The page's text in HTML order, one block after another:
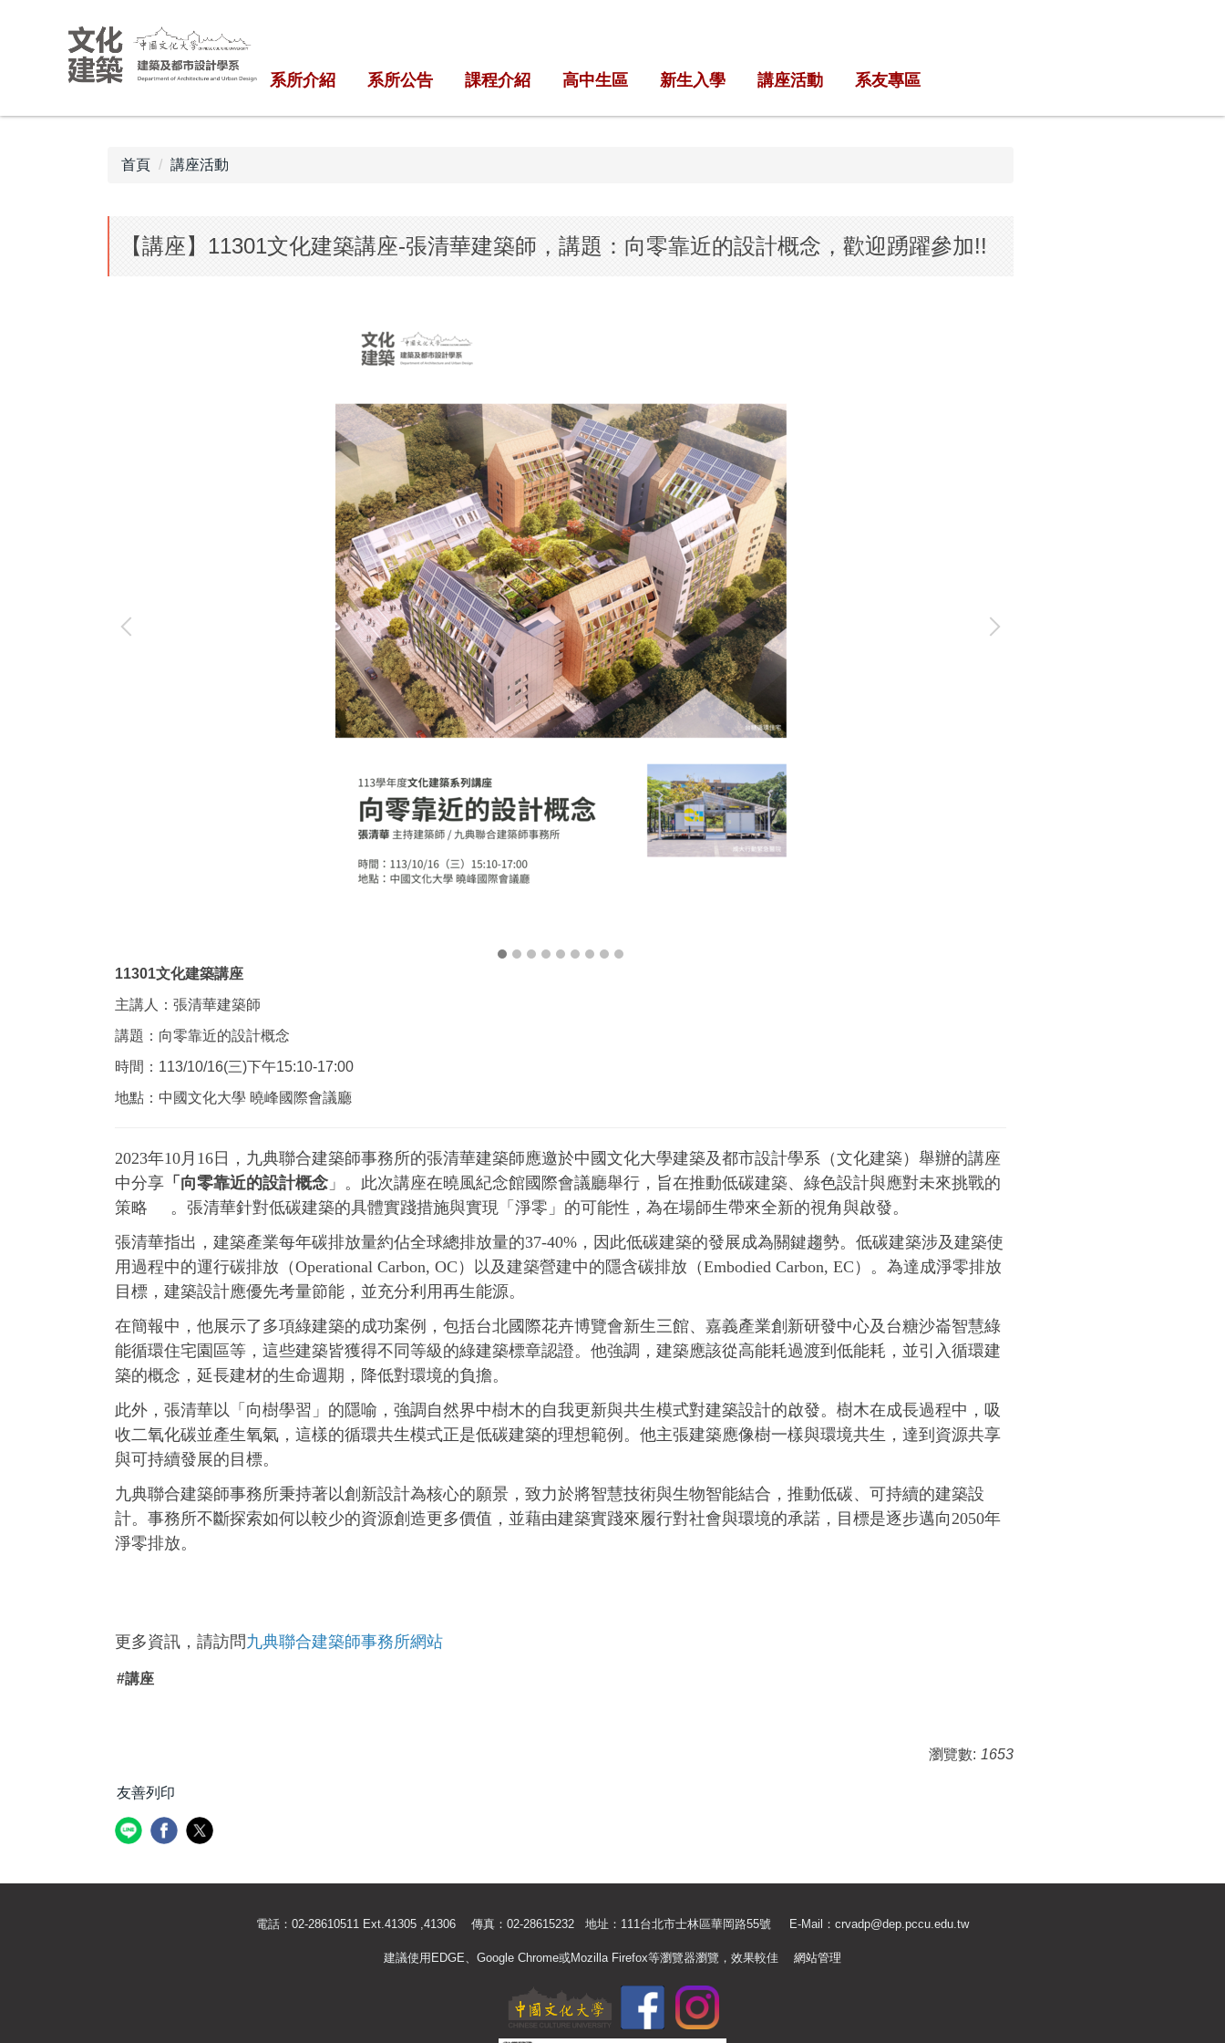
系所介紹 系所公告 課程介紹 高中生區 新生入學 講座活動 系友專區
首頁 講座活動
【講座】11301文化建築講座-張清華建築師，講題：向零靠近的設計概念，歡迎踴躍參加!!
11301文化建築講座
主講人：張清華建築師
講題：向零靠近的設計概念
時間：113/10/16(三)下午15:10-17:00
地點：中國文化大學 曉峰國際會議廳
2023年10月16日，九典聯合建築師事務所的張清華建築師應邀於中國文化大學建築及都市設計學系（文化建築）舉辦的講座
中分享 「向零靠近的設計概念 」。此次講座在曉風紀念館國際會議廳舉行，旨在推動低碳建築、綠色設計與應對未來挑戰的
策略 。張清華針對低碳建築的具體實踐措施與實現「淨零」的可能性，為在場師生帶來全新的視角與啟發。
張清華指出，建築產業每年碳排放量約佔全球總排放量的37-40%，因此低碳建築的發展成為關鍵趨勢。低碳建築涉及建築使
用過程中的運行碳排放（Operational Carbon, OC）以及建築營建中的隱含碳排放（Embodied Carbon, EC）。為達成淨零排放
目標，建築設計應優先考量節能，並充分利用再生能源。
在簡報中，他展示了多項綠建築的成功案例，包括台北國際花卉博覽會新生三館、嘉義產業創新研發中心及台糖沙崙智慧綠
能循環住宅園區等，這些建築皆獲得不同等級的綠建築標章認證。他強調，建築應該從高能耗過渡到低能耗，並引入循環建
築的概念，延長建材的生命週期，降低對環境的負擔。
此外，張清華以「向樹學習」的隱喻，強調自然界中樹木的自我更新與共生模式對建築設計的啟發。樹木在成長過程中，吸
收二氧化碳並產生氧氣，這樣的循環共生模式正是低碳建築的理想範例。他主張建築應像樹一樣與環境共生，達到資源共享
與可持續發展的目標。
九典聯合建築師事務所秉持著以創新設計為核心的願景，致力於將智慧技術與生物智能結合，推動低碳、可持續的建築設
計。事務所不斷探索如何以較少的資源創造更多價值，並藉由建築實踐來履行對社會與環境的承諾，目標是逐步邁向2050年
淨零排放。
更多資訊，請訪問九典聯合建築師事務所網站
#講座
瀏覽數: 1653
友善列印
電話：02-28610511 Ext.41305 ,41306 傳真：02-28615232 地址：111台北市士林區華岡路55號 E-Mail： crvadp@dep.pccu.edu.tw
建議使用EDGE、Google Chrome或Mozilla Firefox等瀏覽器瀏覽，效果較佳 網站管理